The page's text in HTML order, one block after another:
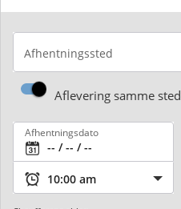
Afhentningssted
Aflevering samme sted
Afhentningsdato